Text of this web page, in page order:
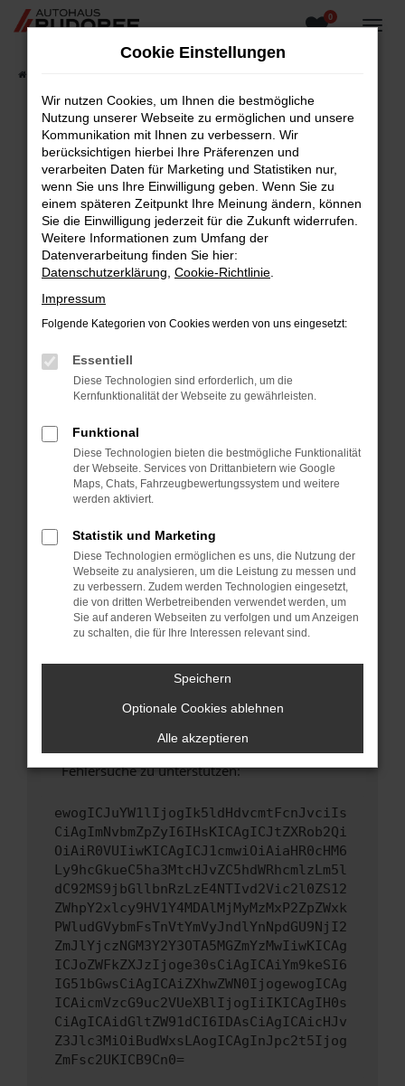
Zum
0
Fehler: Network Error
Beim Laden ist ein Fehler aufgetreten.
Hier sind ein paar Tipps, die dir helfen können:
Überprüfe deine Firewall und deine
Internetverbindung.
Laden andere Webseiten, zum Beispiel deine
Suchmaschine?
Prüfe deine Browsererweiterungen.
Manche Erweiterungen, wie Werbeblocker,
können das Laden bestimmter Seiten
verhindern. Funktioniert die Seite in einem
Fenster?
Starte dein Gerät neu.
Das kann manchmal helfen, vorübergehende
Probleme zu beheben.
Betriebssystem auf dem neuesten Stand
sind.
Veraltete Software birgt nicht nur ein
Sicherheitsrisiko, sondern kann auch dazu
führen, dass bestimmte Funktionen nicht mehr
unterstützt werden.
Wende dich an den Webseitenbetreiber.
Wenn du alle oben genannten Schritte versucht
hast, kontaktiere uns bitte. Wir werden
versuchen, das Problem zu beheben. Du kannst
uns diesen Text schicken, um uns bei der
Fehlersuche zu unterstützen:
ewogICJuYW1lIjogIk5ldHdvcmtFcnJvciIs
CiAgImNvbmZpZyI6IHsKICAgICJtZXRob2Qi
OiAiR0VUIiwKICAgICJ1cmwiOiAiaHR0cHM6
Ly9hcGkueC5ha3MtcHJvZC5hdWRhcmlzLm5l
dC92MS9jbGllbnRzLzE4NTIvd2Vic2l0ZS12
ZWhpY2xlcy9HV1Y4MDAlMjMyMzMxP2ZpZWxk
PWludGVybmFsTnVtYmVyJndlYnNpdGU9NjI2
ZmJlYjczNGM3Y2Y3OTA5MGZmYzMwIiwKICAg
ICJoZWFkZXJzIjoge30sCiAgICAiYm9keSI6
IG51bGwsCiAgICAiZXhwZWN0IjogewogICAg
ICAicmVzcG9uc2VUeXBlIjogIiIKICAgIH0s
CiAgICAidGltZW91dCI6IDAsCiAgICAicHJv
Z3Jlc3MiOiBudWxsLAogICAgInJpc2t5Ijog
ZmFsc2UKICB9Cn0=
Cookie Einstellungen
Wir nutzen Cookies, um Ihnen die bestmögliche
Nutzung unserer Webseite zu ermöglichen und unsere
Kommunikation mit Ihnen zu verbessern. Wir
berücksichtigen hierbei Ihre Präferenzen und
verarbeiten Daten für Marketing und Statistiken nur,
wenn Sie uns Ihre Einwilligung geben. Wenn Sie zu
einem späteren Zeitpunkt Ihre Meinung ändern, können
Sie die Einwilligung jederzeit für die Zukunft widerrufen.
Weitere Informationen zum Umfang der
Datenverarbeitung finden Sie hier:
Datenschutzerklärung Cookie-Richtlinie
Impressum
Folgende Kategorien von Cookies werden von uns eingesetzt:
Essentiell
Diese Technologien sind erforderlich, um die
Kernfunktionalität der Webseite zu gewährleisten.
Funktional
Diese Technologien bieten die bestmögliche Funktionalität
der Webseite. Services von Drittanbietern wie Google
Maps, Chats, Fahrzeugbewertungssystem und weitere
werden aktiviert.
Statistik und Marketing
Diese Technologien ermöglichen es uns, die Nutzung der
Webseite zu analysieren, um die Leistung zu messen und
zu verbessern. Zudem werden Technologien eingesetzt,
die von dritten Werbetreibenden verwendet werden, um
Sie auf anderen Webseiten zu verfolgen und um Anzeigen
zu schalten, die für Ihre Interessen relevant sind.
Speichern
Optionale Cookies ablehnen
Alle akzeptieren